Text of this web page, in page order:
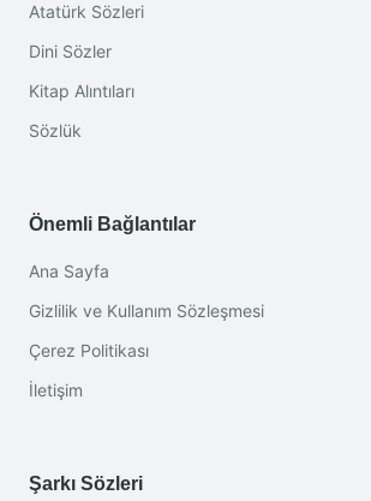
Atatürk Sözleri
Dini Sözler
Kitap Alıntıları
Sözlük
Önemli Bağlantılar
Ana Sayfa
Gizlilik ve Kullanım Sözleşmesi
Çerez Politikası
İletişim
Şarkı Sözleri